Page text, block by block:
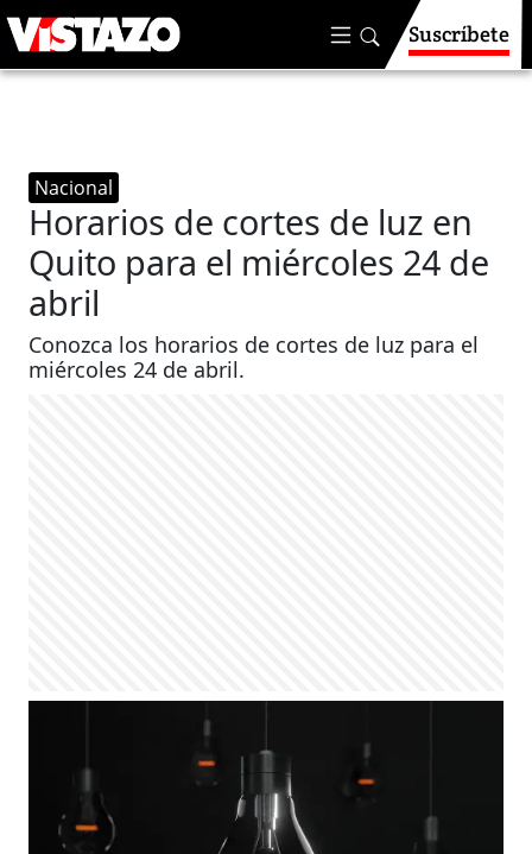
Suscríbete
Nacional
Horarios de cortes de luz en
Quito para el miércoles 24 de
abril
Conozca los horarios de cortes de luz para el
miércoles 24 de abril.